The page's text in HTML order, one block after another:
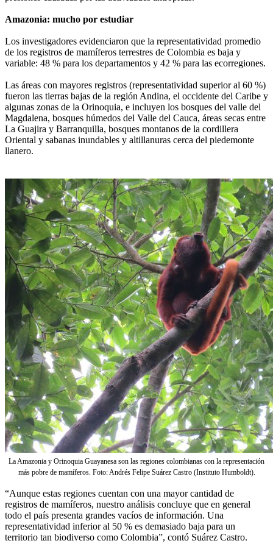
Amazonia: mucho por estudiar
Los investigadores evidenciaron que la representatividad promedio
de los registros de mamíferos terrestres de Colombia es baja y
variable: 48 % para los departamentos y 42 % para las ecorregiones.
Las áreas con mayores registros (representatividad superior al 60 %)
fueron las tierras bajas de la región Andina, el occidente del Caribe y
algunas zonas de la Orinoquia, e incluyen los bosques del valle del
Magdalena, bosques húmedos del Valle del Cauca, áreas secas entre
La Guajira y Barranquilla, bosques montanos de la cordillera
Oriental y sabanas inundables y altillanuras cerca del piedemonte
llanero.
La Amazonia y Orinoquia Guayanesa son las regiones colombianas con la representación
más pobre de mamíferos. Foto: Andrés Felipe Suárez Castro (Instituto Humboldt).
“Aunque estas regiones cuentan con una mayor cantidad de
registros de mamíferos, nuestro análisis concluye que en general
todo el país presenta grandes vacíos de información. Una
representatividad inferior al 50 % es demasiado baja para un
territorio tan biodiverso como Colombia”, contó Suárez Castro.